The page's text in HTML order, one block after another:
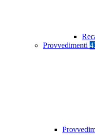
Provvedimenti